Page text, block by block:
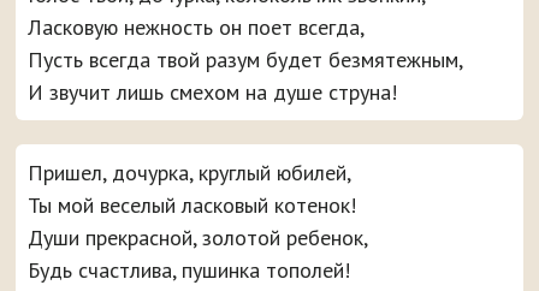
Ласковую нежность он поет всегда,
Пусть всегда твой разум будет безмятежным,
И звучит лишь смехом на душе струна!
Пришел, дочурка, круглый юбилей,
Ты мой веселый ласковый котенок!
Души прекрасной, золотой ребенок,
Будь счастлива, пушинка тополей!